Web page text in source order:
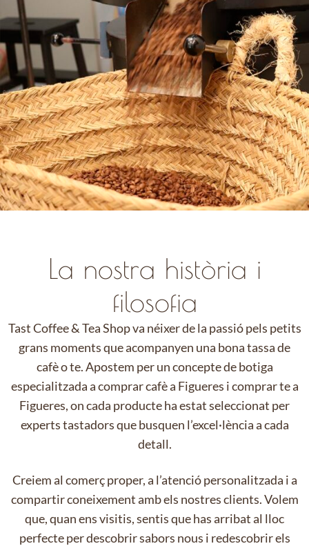
La nostra història i
filosofia
Tast Coffee & Tea Shop va néixer de la passió pels petits
grans moments que acompanyen una bona tassa de
cafè o te. Apostem per un concepte de botiga
especialitzada a comprar cafè a Figueres i comprar te a
Figueres, on cada producte ha estat seleccionat per
experts tastadors que busquen l’excel·lència a cada
detall.
Creiem al comerç proper, a l’atenció personalitzada i a
compartir coneixement amb els nostres clients. Volem
que, quan ens visitis, sentis que has arribat al lloc
perfecte per descobrir sabors nous i redescobrir els